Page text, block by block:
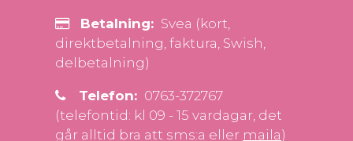
Betalning: Svea (kort,
direktbetalning, faktura, Swish,
delbetalning)
Telefon: 0763-372767
(telefontid: kl 09 - 15 vardagar, det
går alltid bra att sms:a eller maila)